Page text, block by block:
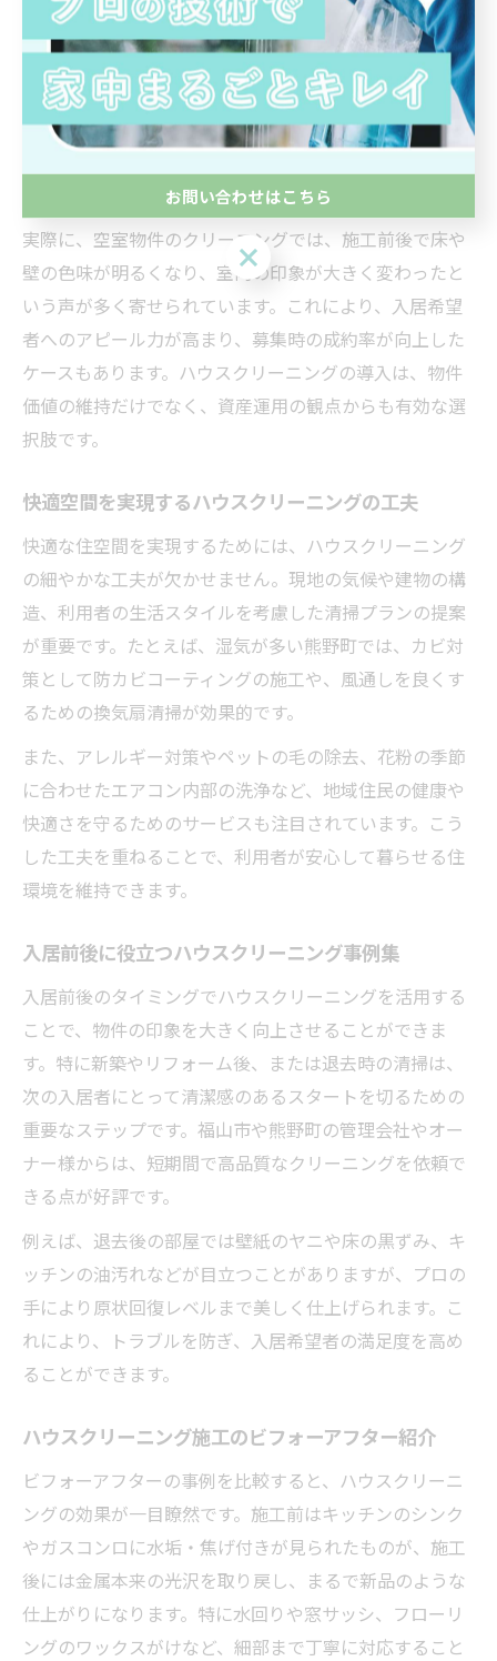
野町の物件で多くの効果を発揮しています。たとえば、
長年蓄積した水回りのカビや油汚れも、専門の技術と洗
剤を使うことで見違えるように美しくなります。特にキ
ッチンの換気扇や浴室の排水溝など、日常清掃では落と
が大きなメリットです。
実際に、空室物件のクリーニングでは、施工前後で床や
壁の色味が明るくなり、室内の印象が大きく変わったと
いう声が多く寄せられています。これにより、入居希望
者へのアピール力が高まり、募集時の成約率が向上した
ケースもあります。ハウスクリーニングの導入は、物件
価値の維持だけでなく、資産運用の観点からも有効な選
択肢です。
快適空間を実現するハウスクリーニングの工夫
快適な住空間を実現するためには、ハウスクリーニング
の細やかな工夫が欠かせません。現地の気候や建物の構
造、利用者の生活スタイルを考慮した清掃プランの提案
が重要です。たとえば、湿気が多い熊野町では、カビ対
策として防カビコーティングの施工や、風通しを良くす
るための換気扇清掃が効果的です。
また、アレルギー対策やペットの毛の除去、花粉の季節
に合わせたエアコン内部の洗浄など、地域住民の健康や
快適さを守るためのサービスも注目されています。こう
した工夫を重ねることで、利用者が安心して暮らせる住
環境を維持できます。
入居前後に役立つハウスクリーニング事例集
入居前後のタイミングでハウスクリーニングを活用する
ことで、物件の印象を大きく向上させることができま
す。特に新築やリフォーム後、または退去時の清掃は、
次の入居者にとって清潔感のあるスタートを切るための
重要なステップです。福山市や熊野町の管理会社やオー
ナー様からは、短期間で高品質なクリーニングを依頼で
きる点が好評です。
例えば、退去後の部屋では壁紙のヤニや床の黒ずみ、キ
ッチンの油汚れなどが目立つことがありますが、プロの
手により原状回復レベルまで美しく仕上げられます。こ
れにより、トラブルを防ぎ、入居希望者の満足度を高め
ることができます。
ハウスクリーニング施工のビフォーアフター紹介
ビフォーアフターの事例を比較すると、ハウスクリーニ
ングの効果が一目瞭然です。施工前はキッチンのシンク
やガスコンロに水垢・焦げ付きが見られたものが、施工
後には金属本来の光沢を取り戻し、まるで新品のような
仕上がりになります。特に水回りや窓サッシ、フローリ
ングのワックスがけなど、細部まで丁寧に対応すること
お問い合わせはこちら
お問い合わせはこちら